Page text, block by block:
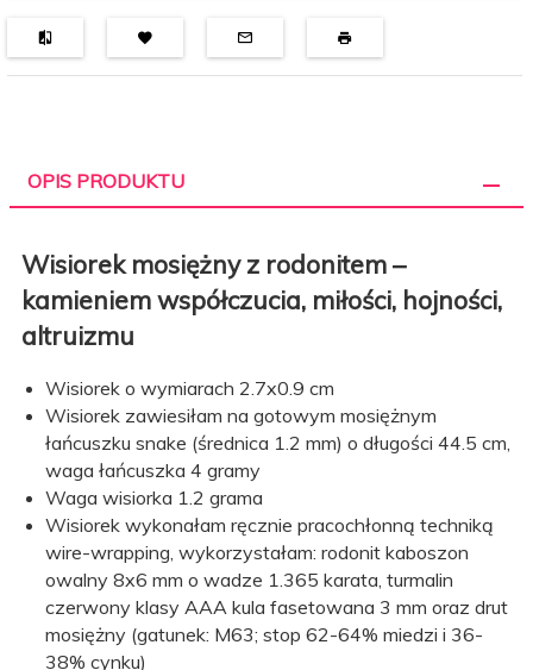
OPIS PRODUKTU
Wisiorek mosiężny z rodonitem –
kamieniem współczucia, miłości, hojności,
altruizmu
Wisiorek o wymiarach 2.7x0.9 cm
Wisiorek zawiesiłam na gotowym mosiężnym
łańcuszku snake (średnica 1.2 mm) o długości 44.5 cm,
waga łańcuszka 4 gramy
Waga wisiorka 1.2 grama
Wisiorek wykonałam ręcznie pracochłonną techniką
wire-wrapping, wykorzystałam: rodonit kaboszon
owalny 8x6 mm o wadze 1.365 karata, turmalin
czerwony klasy AAA kula fasetowana 3 mm oraz drut
mosiężny (gatunek: M63; stop 62-64% miedzi i 36-
38% cynku)